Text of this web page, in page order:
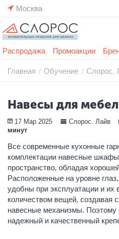
Москва
Распродажа Промоакции
Главная / Обучение / Слорос.
Навесы для
17 Мар 2025 Слорос. Лайв
минут
Все современные кухонные
комплектации навесные
пространство, обладая
Расположенные на уровне
удобны при эксплуатации и их
количеством вещей, создавая
навесные механизмы. Поэтому
надежный и качественный